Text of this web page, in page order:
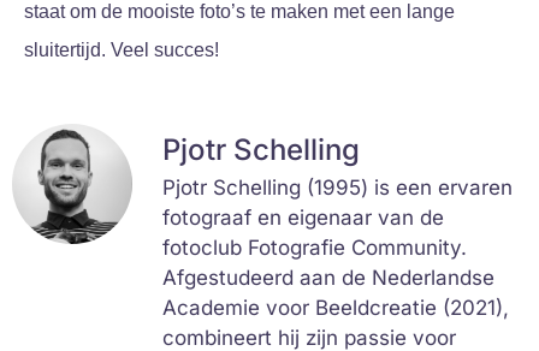
staat om de mooiste foto’s te maken met een lange
sluitertijd. Veel succes!
Pjotr Schelling
Pjotr Schelling (1995) is een ervaren
fotograaf en eigenaar van de
fotoclub Fotografie Community.
Afgestudeerd aan de Nederlandse
Academie voor Beeldcreatie (2021),
combineert hij zijn passie voor